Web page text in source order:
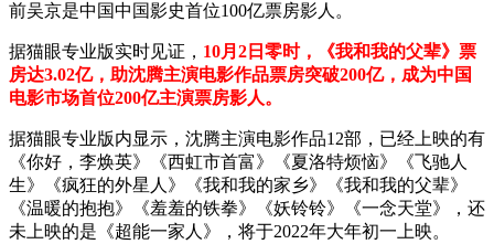
前吴京是中国中国影史首位100亿票房影人。
据猫眼专业版实时见证， 10月2日零时，《我和我的父辈》票
房达3.02亿，助沈腾主演电影作品票房突破200亿，成为中国
电影市场首位200亿主演票房影人。
据猫眼专业版内显示，沈腾主演电影作品12部，已经上映的有
《你好，李焕英》《西虹市首富》《夏洛特烦恼》《飞驰人
生》《疯狂的外星人》《我和我的家乡》《我和我的父辈》
《温暖的抱抱》《羞羞的铁拳》《妖铃铃》《一念天堂》，还
未上映的是《超能一家人》，将于2022年大年初一上映。